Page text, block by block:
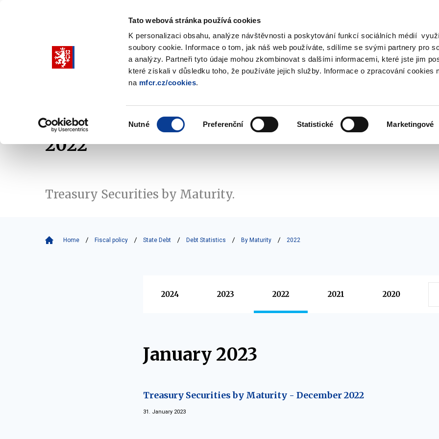
Tato webová stránka používá cookies
K personalizaci obsahu, analýze návštěvnosti a poskytování funkcí sociálních médií
soubory cookie. Informace o tom, jak náš web používáte, sdílíme se svými partnery pro
a analýzy. Partneři tyto údaje mohou zkombinovat s dalšími informacemi, které jste jim
které získali v důsledku toho, že používáte jejich služby. Informace o zpracování cookies
na mfcr.cz/cookies.
Nutné Preferenční Statistické Marketingové
Search
submenu
policy
submenu
Taxes
submenu
2022
Treasury Securities by Maturity.
Home Fiscal policy State Debt Debt Statistics By Maturity 2022
2024 2023 2022 2021 2020
January 2023
Treasury Securities by Maturity - December 2022
31. January 2023